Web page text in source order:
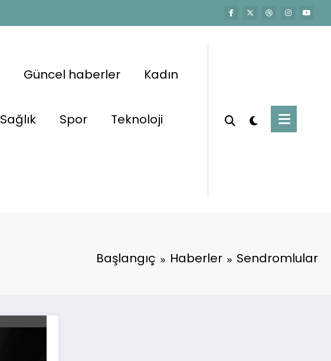
Güncel haberler Kadın
Sağlık Spor Teknoloji
Başlangıç Haberler Sendromlular